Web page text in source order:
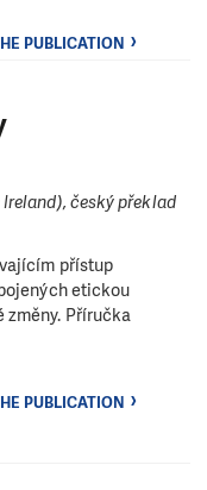
PUBLICATION
český překlad
přístup
etickou
Příručka
PUBLICATION